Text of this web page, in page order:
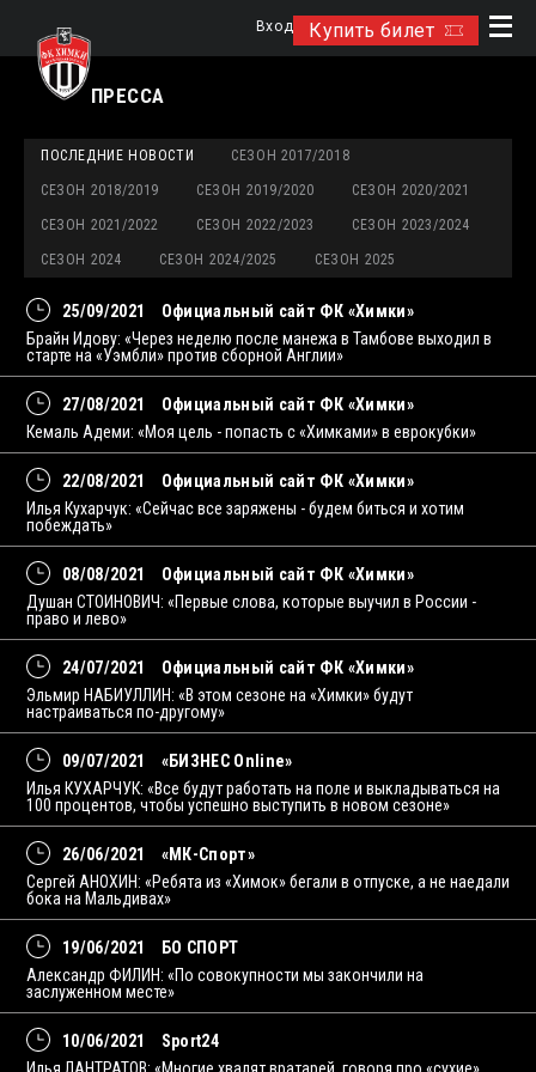
Купить билет
Вход
ПРЕССА
ПОСЛЕДНИЕ НОВОСТИ СЕЗОН 2017/2018
СЕЗОН 2018/2019 СЕЗОН 2019/2020 СЕЗОН 2020/2021
СЕЗОН 2021/2022 СЕЗОН 2022/2023 СЕЗОН 2023/2024
СЕЗОН 2024 СЕЗОН 2024/2025 СЕЗОН 2025
25/09/2021
Официальный сайт ФК «Химки»
Брайн Идову: «Через неделю после манежа в Тамбове выходил в
старте на «Уэмбли» против сборной Англии»
27/08/2021
Официальный сайт ФК «Химки»
Кемаль Адеми: «Моя цель - попасть с «Химками» в еврокубки»
22/08/2021
Официальный сайт ФК «Химки»
Илья Кухарчук: «Сейчас все заряжены - будем биться и хотим
побеждать»
08/08/2021
Официальный сайт ФК «Химки»
Душан СТОИНОВИЧ: «Первые слова, которые выучил в России -
право и лево»
24/07/2021
Официальный сайт ФК «Химки»
Эльмир НАБИУЛЛИН: «В этом сезоне на «Химки» будут
настраиваться по-другому»
09/07/2021
«БИЗНЕС Online»
Илья КУХАРЧУК: «Все будут работать на поле и выкладываться на
100 процентов, чтобы успешно выступить в новом сезоне»
26/06/2021
«МК-Спорт»
Сергей АНОХИН: «Ребята из «Химок» бегали в отпуске, а не наедали
бока на Мальдивах»
19/06/2021
БО СПОРТ
Александр ФИЛИН: «По совокупности мы закончили на
заслуженном месте»
10/06/2021
Sport24